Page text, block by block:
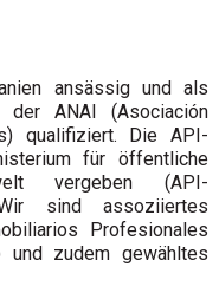
ansässig und als
der ANAI (Asociación
qualifiziert. Die API-
für öffentliche
vergeben (API-
Wir sind assoziiertes
Profesionales
und zudem gewähltes